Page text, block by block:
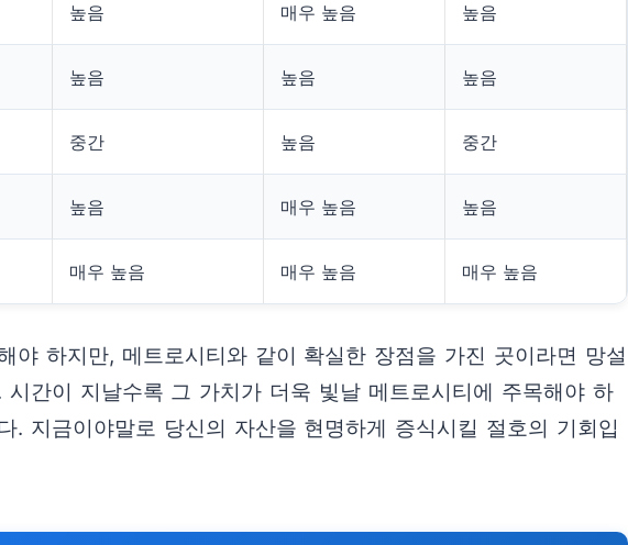
높음 매우 높음 높음
높음 높음 높음
중간 높음 중간
높음 매우 높음 높음
매우 높음 매우 높음 매우 높음
야 하지만, 메트로시티와 같이 확실한 장점을 가진 곳이라면 망설
시간이 지날수록 그 가치가 더욱 빛날 메트로시티에 주목해야 하
. 지금이야말로 당신의 자산을 현명하게 증식시킬 절호의 기회입